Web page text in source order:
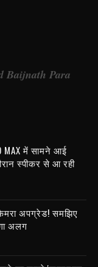
Baijnath Para
MAX में सामने आई
स्पीकर से आ रही
कैमरा अपग्रेड! समझिए
अलग